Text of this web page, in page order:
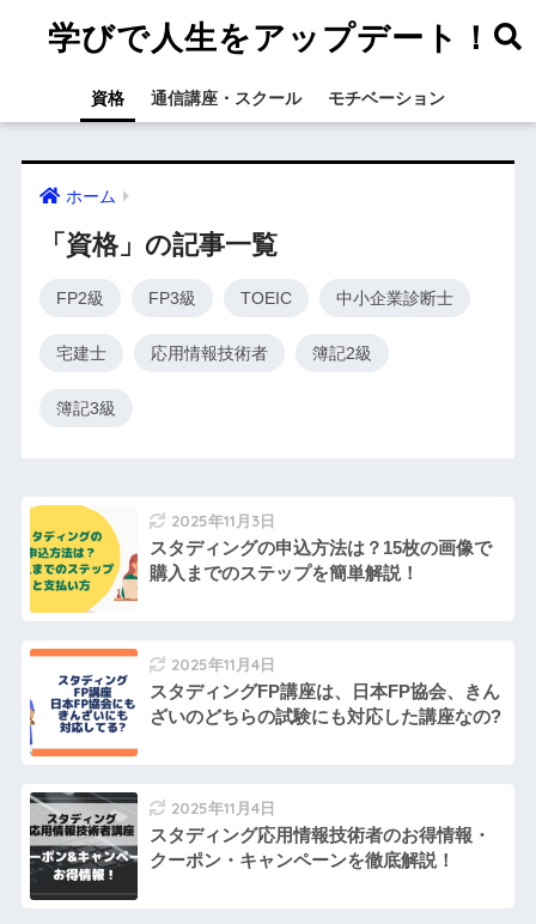
学びで人生をアップデート！
資格 通信講座・スクール モチベーション
ホーム
「資格」の記事一覧
FP2級 FP3級 TOEIC 中小企業診断士
宅建士 応用情報技術者 簿記2級
簿記3級
2025年11月3日
スタディングの申込方法は？15枚の画像で
購入までのステップを簡単解説！
2025年11月4日
スタディングFP講座は、日本FP協会、きん
ざいのどちらの試験にも対応した講座なの?
2025年11月4日
スタディング応用情報技術者のお得情報・
クーポン・キャンペーンを徹底解説！